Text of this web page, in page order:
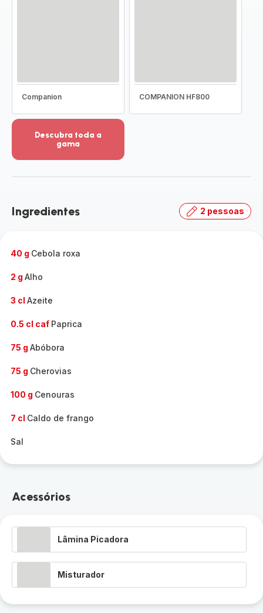
Companion COMPANION HF800
Descubra toda a
gama
detalhes
toda
Ingredientes 2 pessoas
40 g Cebola roxa
2 g Alho
3 cl Azeite
0.5 cl caf Paprica
75 g Abóbora
75 g Cherovias
100 g Cenouras
7 cl Caldo de frango
Sal
Acessórios
Lâmina Picadora
Misturador